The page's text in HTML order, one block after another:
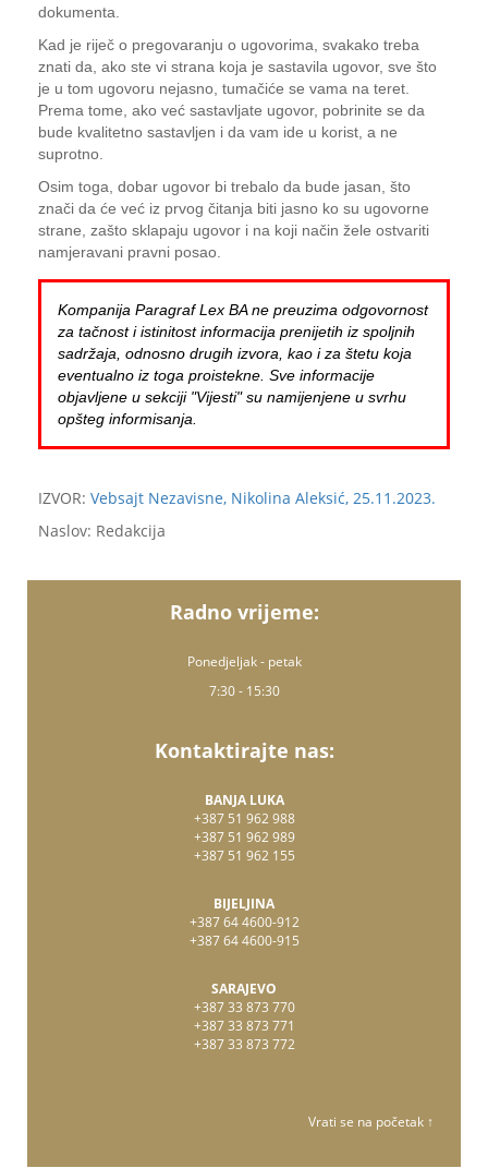
dokumenta.
Kad je riječ o pregovaranju o ugovorima, svakako treba
znati da, ako ste vi strana koja je sastavila ugovor, sve što
je u tom ugovoru nejasno, tumačiće se vama na teret.
Prema tome, ako već sastavljate ugovor, pobrinite se da
bude kvalitetno sastavljen i da vam ide u korist, a ne
suprotno.
Osim toga, dobar ugovor bi trebalo da bude jasan, što
znači da će već iz prvog čitanja biti jasno ko su ugovorne
strane, zašto sklapaju ugovor i na koji način žele ostvariti
namjeravani pravni posao.
Kompanija Paragraf Lex BA ne preuzima odgovornost
za tačnost i istinitost informacija prenijetih iz spoljnih
sadržaja, odnosno drugih izvora, kao i za štetu koja
eventualno iz toga proistekne. Sve informacije
objavljene u sekciji "Vijesti" su namijenjene u svrhu
opšteg informisanja.
IZVOR: Vebsajt Nezavisne, Nikolina Aleksić, 25.11.2023.
Naslov: Redakcija
Radno vrijeme:
Ponedjeljak - petak
7:30 - 15:30
Kontaktirajte nas:
BANJA LUKA
+387 51 962 988
+387 51 962 989
+387 51 962 155
BIJELJINA
+387 64 4600-912
+387 64 4600-915
SARAJEVO
+387 33 873 770
+387 33 873 771
+387 33 873 772
Vrati se na početak ↑